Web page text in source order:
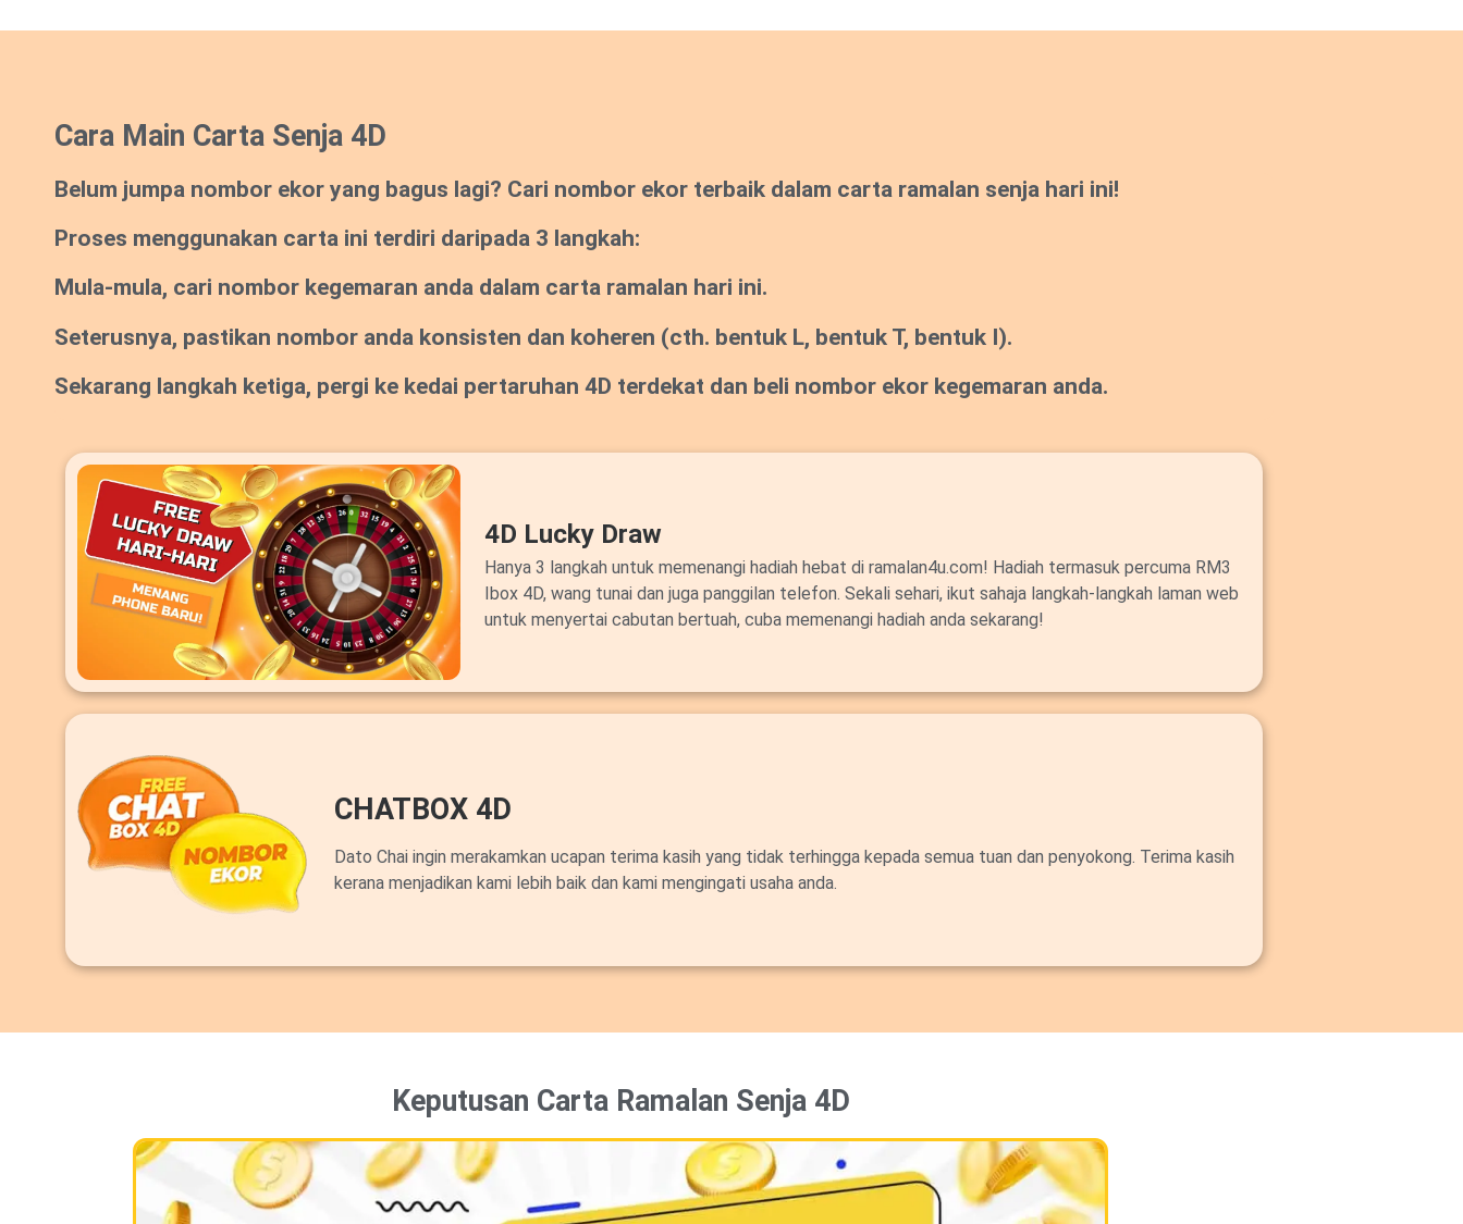
Cara Main Carta Senja 4D
Belum jumpa nombor ekor yang bagus lagi? Cari nombor ekor terbaik dalam carta ramalan senja hari ini!
Proses menggunakan carta ini terdiri daripada 3 langkah:
Mula-mula, cari nombor kegemaran anda dalam carta ramalan hari ini.
Seterusnya, pastikan nombor anda konsisten dan koheren (cth. bentuk L, bentuk T, bentuk I).
Sekarang langkah ketiga, pergi ke kedai pertaruhan 4D terdekat dan beli nombor ekor kegemaran anda.
4D Lucky Draw
Hanya 3 langkah untuk memenangi hadiah hebat di ramalan4u.com! Hadiah termasuk percuma RM3
Ibox 4D, wang tunai dan juga panggilan telefon. Sekali sehari, ikut sahaja langkah-langkah laman web
untuk menyertai cabutan bertuah, cuba memenangi hadiah anda sekarang!
CHATBOX 4D
Dato Chai ingin merakamkan ucapan terima kasih yang tidak terhingga kepada semua tuan dan penyokong. Terima kasih
kerana menjadikan kami lebih baik dan kami mengingati usaha anda.
Keputusan Carta Ramalan Senja 4D